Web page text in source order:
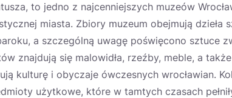
to jedno z najcenniejszych muzeów
miasta. Zbiory muzeum obejmują dzieła
a szczególną uwagę poświęcono sztuce
znajdują się malowidła, rzeźby, meble, a
kulturę i obyczaje ówczesnych wrocławian.
użytkowe, które w tamtych czasach